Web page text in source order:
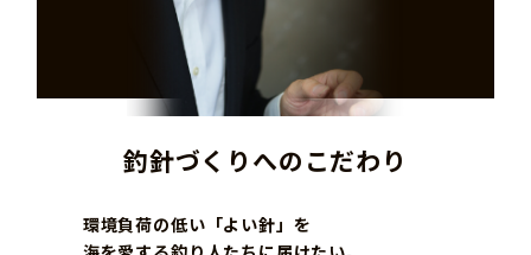
釣針づくりへのこだわり
環境負荷の低い「よい針」を